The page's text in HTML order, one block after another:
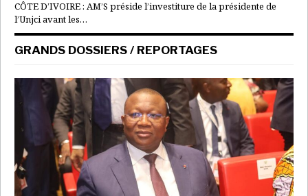
CÔTE D’IVOIRE : AM’S préside l’investiture de la présidente de
l’Unjci avant les…
GRANDS DOSSIERS / REPORTAGES